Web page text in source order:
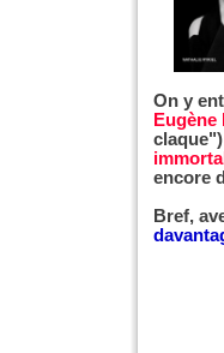
On y
Eugène
encore
Bref,